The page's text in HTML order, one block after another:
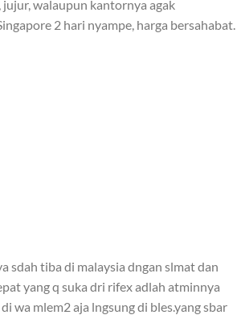
walaupun kantornya agak
2 hari nyampe, harga bersahabat.
sdah tiba di malaysia dngan slmat dan
yang q suka dri rifex adlah atminnya
wa mlem2 aja lngsung di bles.yang sbar